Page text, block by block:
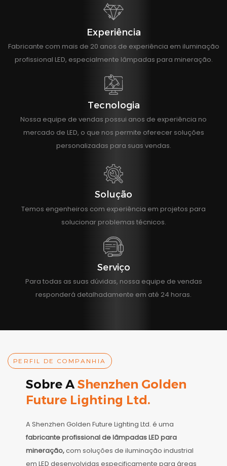
Experiência
Fabricante com mais de 20 anos de experiência em iluminação
profissional LED, especialmente lâmpadas para mineração.
Tecnologia
Nossa equipe de vendas possui anos de experiência no
mercado de LED, o que nos permite oferecer soluções
personalizadas para suas vendas.
Solução
Temos engenheiros com experiência em projetos para
solucionar problemas técnicos.
Serviço
Para todas as suas dúvidas, nossa equipe de vendas
responderá detalhadamente em até 24 horas.
PERFIL DE COMPANHIA
Sobre A Shenzhen Golden
Future Lighting Ltd.
A Shenzhen Golden Future Lighting Ltd. é uma
fabricante profissional de lâmpadas LED para
mineração,com soluções de iluminação industrial
em LED desenvolvidas especificamente para áreas